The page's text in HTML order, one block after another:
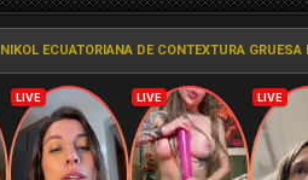
NIKOL ECUATORIANA DE CONTEXTURA